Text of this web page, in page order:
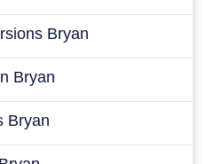
Bryan
Bryan
Bryan